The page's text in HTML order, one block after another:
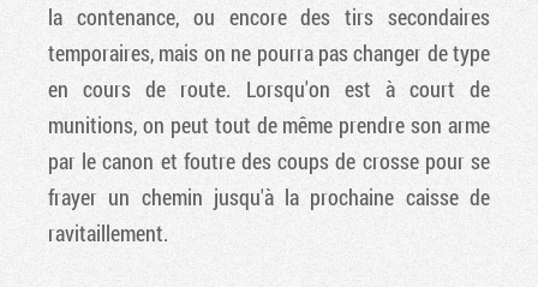
la contenance, ou encore des tirs secondaires
temporaires, mais on ne pourra pas changer de type
en cours de route. Lorsqu'on est à court de
munitions, on peut tout de même prendre son arme
par le canon et foutre des coups de crosse pour se
frayer un chemin jusqu'à la prochaine caisse de
ravitaillement.